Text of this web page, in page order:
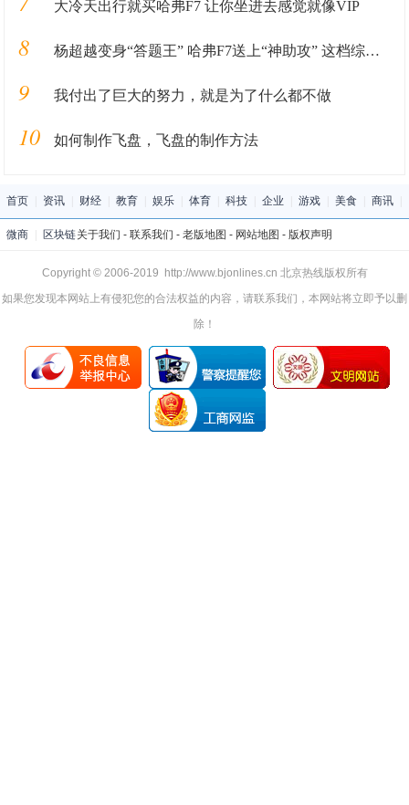
大冷天出行就买哈弗F7 让你坐进去感觉就像VIP
8 杨超越变身“答题王” 哈弗F7送上“神助攻” 这档综艺不火都难
9 我付出了巨大的努力，就是为了什么都不做
10 如何制作飞盘，飞盘的制作方法
首页 资讯 财经 教育 娱乐 体育 科技 企业 游戏 美食 商讯
微商 区块链关于我们 - 联系我们 - 老版地图 - 网站地图 - 版权声明
Copyright © 2006-2019 http://www.bjonlines.cn 北京热线版权所有
如果您发现本网站上有侵犯您的合法权益的内容，请联系我们，本网站将立即予以删
除！